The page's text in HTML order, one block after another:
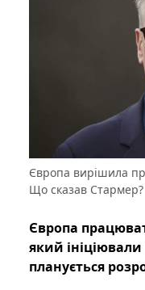
Європа вирішила
Що сказав Стармер?
Європа
який
планується